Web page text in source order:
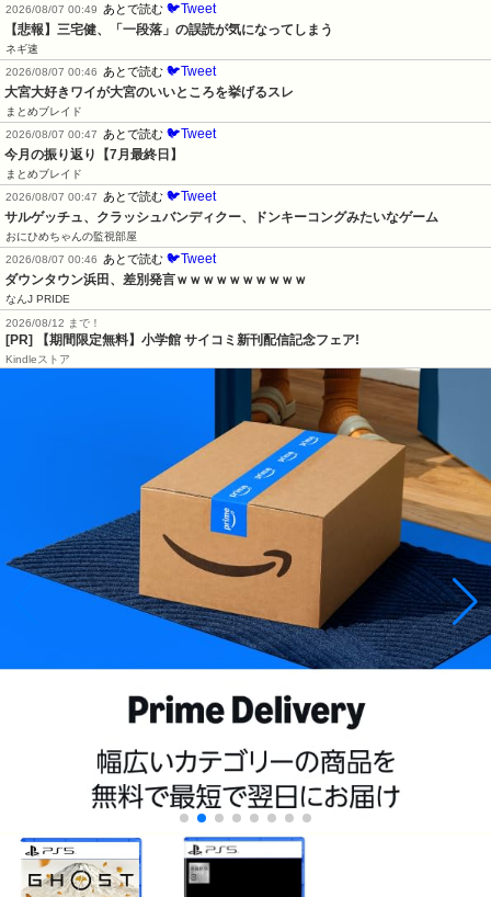
2026/08/07 00:49 あとで読む 🐦Tweet
【悲報】三宅健、「一段落」の誤読が気になってしまう
ネギ速
2026/08/07 00:46 あとで読む 🐦Tweet
大宮大好きワイが大宮のいいところを挙げるスレ
まとめブレイド
2026/08/07 00:47 あとで読む 🐦Tweet
今月の振り返り【7月最終日】
まとめブレイド
2026/08/07 00:47 あとで読む 🐦Tweet
サルゲッチュ、クラッシュバンディクー、ドンキーコングみたいなゲーム
おにひめちゃんの監視部屋
2026/08/07 00:46 あとで読む 🐦Tweet
ダウンタウン浜田、差別発言ｗｗｗｗｗｗｗｗｗｗ
なんJ PRIDE
2026/08/12 まで！
[PR] 【期間限定無料】小学館 サイコミ新刊配信記念フェア!
Kindleストア